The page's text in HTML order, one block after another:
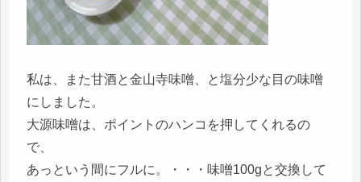
私は、また甘酒と金山寺味噌、と塩分少な目の味噌
にしました。
大源味噌は、ポイントのハンコを押してくれるの
で、
あっという間にフルに。・・・味噌100gと交換して